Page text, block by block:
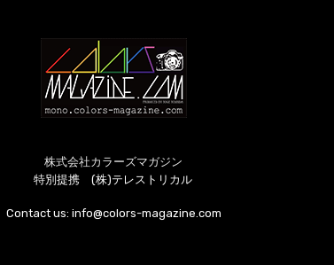
株式会社カラーズマガジン
特別提携 (株)テレストリカル
Contact us: info@colors-magazine.com